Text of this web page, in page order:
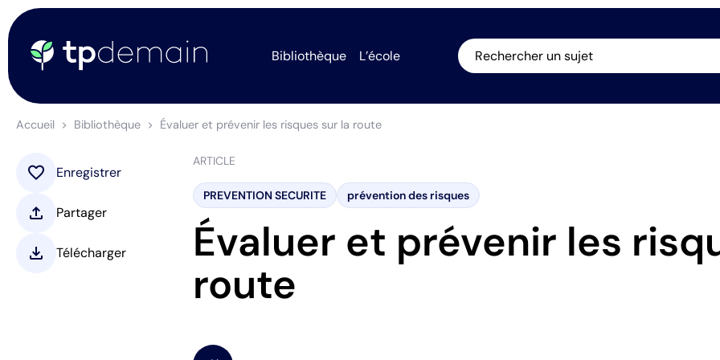
Bibliothèque L’école Rechercher un sujet
Accueil Bibliothèque Évaluer et prévenir les risques sur la route
ARTICLE
PREVENTION SECURITE prévention des risques
Évaluer et prévenir les
route
favorite Enregistrer
upload Partager
download Télécharger